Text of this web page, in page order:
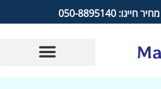
050-8895140